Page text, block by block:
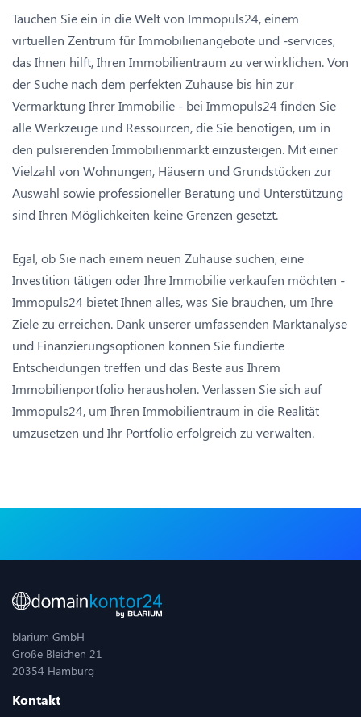
Tauchen Sie ein in die Welt von Immopuls24, einem
virtuellen Zentrum für Immobilienangebote und -services,
das Ihnen hilft, Ihren Immobilientraum zu verwirklichen. Von
der Suche nach dem perfekten Zuhause bis hin zur
Vermarktung Ihrer Immobilie - bei Immopuls24 finden Sie
alle Werkzeuge und Ressourcen, die Sie benötigen, um in
den pulsierenden Immobilienmarkt einzusteigen. Mit einer
Vielzahl von Wohnungen, Häusern und Grundstücken zur
Auswahl sowie professioneller Beratung und Unterstützung
sind Ihren Möglichkeiten keine Grenzen gesetzt.
Egal, ob Sie nach einem neuen Zuhause suchen, eine
Investition tätigen oder Ihre Immobilie verkaufen möchten -
Immopuls24 bietet Ihnen alles, was Sie brauchen, um Ihre
Ziele zu erreichen. Dank unserer umfassenden Marktanalyse
und Finanzierungsoptionen können Sie fundierte
Entscheidungen treffen und das Beste aus Ihrem
Immobilienportfolio herausholen. Verlassen Sie sich auf
Immopuls24, um Ihren Immobilientraum in die Realität
umzusetzen und Ihr Portfolio erfolgreich zu verwalten.
blarium GmbH
Große Bleichen 21
20354 Hamburg
Kontakt